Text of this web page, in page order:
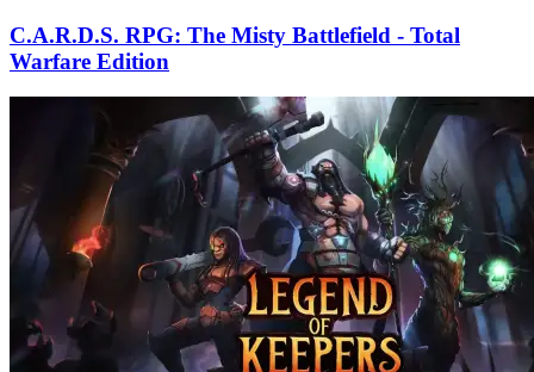
C.A.R.D.S. RPG: The Misty Battlefield - Total
Warfare Edition